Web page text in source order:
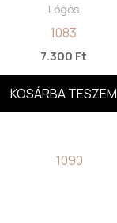
Lógós
1083
7.300 Ft
KOSÁRBA TESZEM